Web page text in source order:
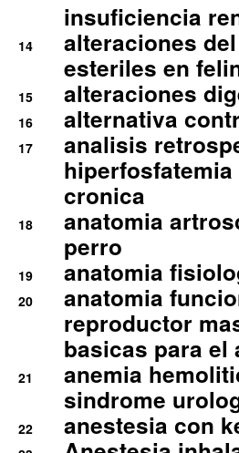
insuficiencia
14
alteraciones
esteriles en
15 alteraciones
16 alternativa
17
analisis
cronica
18
anatomia
perro
19 anatomia
20
anatomia
reproductor
basicas para el
21
anemia
sindrome
22 anestesia con